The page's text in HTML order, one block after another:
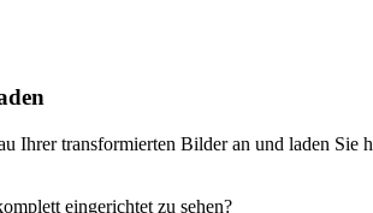
Ihrer transformierten Bilder an und laden
eingerichtet zu sehen?